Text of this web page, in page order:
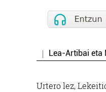
Lea-Artibai eta
Urtero lez,